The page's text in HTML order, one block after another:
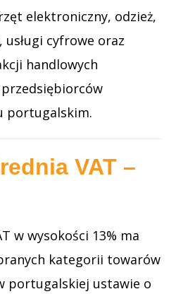
elektroniczny, odzież,
cyfrowe oraz
handlowych
portugalskim.
VAT –
w wysokości 13% ma
kategorii towarów
portugalskiej ustawie o